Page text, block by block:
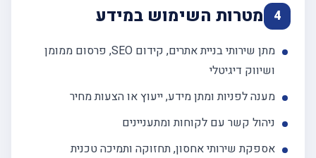
4 מטרות השימוש במידע
מתן שירותי בניית אתרים, קידום SEO, פרסום ממומן
ושיווק דיגיטלי
מענה לפניות ומתן מידע, ייעוץ או הצעות מחיר
ניהול קשר עם לקוחות ומתעניינים
אספקת שירותי אחסון, תחזוקה ותמיכה טכנית